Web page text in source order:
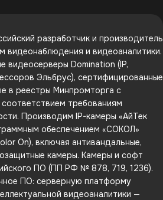
разработчик и производитель
видеонаблюдения и видеоаналитики.
видеосерверы Domination (IP,
Эльбрус), сертифицированные
в реестры Минпромторга с
требованиям
Производим IP-камеры «АйТек
обеспечением «СОКОЛ»
On), включая антивандальные,
камеры. Камеры и софт
ПО (ПП РФ № 878, 719, 1236).
ПО: серверную платформу
видеоаналитики —